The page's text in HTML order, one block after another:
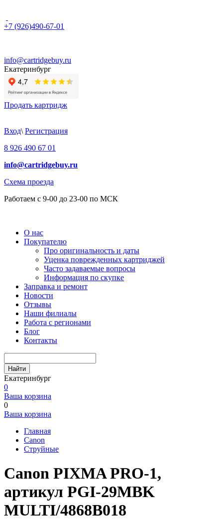
+7 (926)490-67-01
info@cartridgebuy.ru
Екатеринбург
Продать картридж
Вход\ Регистрация
8 926 490 67 01
info@cartridgebuy.ru
Схема проезда
Работаем с 9-00 до 23-00 по МСК
О нас
Покупателю
Про оригинальность и даты
Уценка поврежденных картриджей
Часто задаваемые вопросы
Информация по скупке
Заправка и ремонт
Новости
Отзывы
Наши филиалы
Работа с регионами
Блог
Контакты
Найти
Екатеринбург
0
Ваша корзина
0
Ваша корзина
Главная
Canon
Струйные
Canon PIXMA PRO-1,
артикул PGI-29MBK
MULTI/4868B018